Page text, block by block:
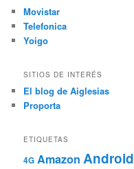
Movistar
Telefonica
Yoigo
SITIOS DE INTERÉS
El blog de Aiglesias
Proporta
ETIQUETAS
4G Amazon Android